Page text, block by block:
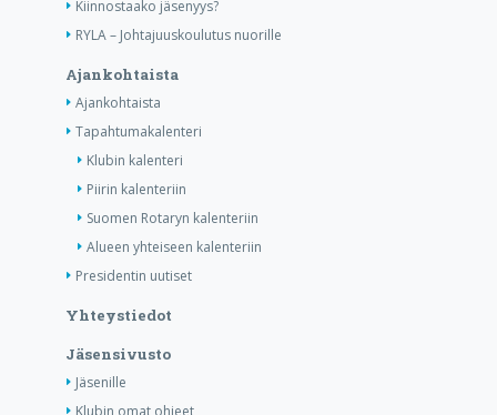
Kiinnostaako jäsenyys?
RYLA – Johtajuuskoulutus nuorille
Ajankohtaista
Ajankohtaista
Tapahtumakalenteri
Klubin kalenteri
Piirin kalenteriin
Suomen Rotaryn kalenteriin
Alueen yhteiseen kalenteriin
Presidentin uutiset
Yhteystiedot
Jäsensivusto
Jäsenille